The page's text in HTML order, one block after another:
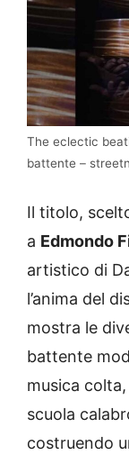
The eclectic
battente –
Il titolo,
a Edmondo
artistico di
l’anima del
mostra le
battente
musica
scuola
costruendo